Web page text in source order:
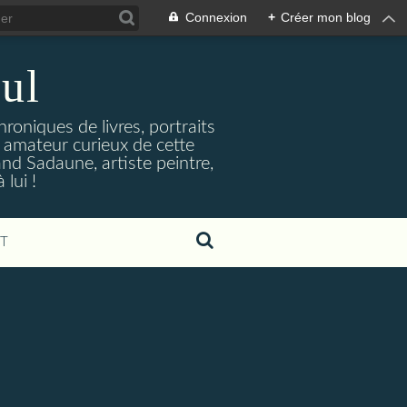
Connexion + Créer mon blog
de livres, portraits
curieux de cette
Sadaune, artiste peintre,
lui !